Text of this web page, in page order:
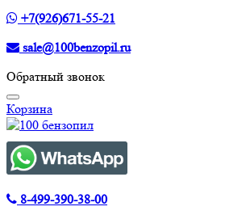
+7(926)671-55-21
sale@100benzopil.ru
Обратный звонок
Корзина
8-499-390-38-00